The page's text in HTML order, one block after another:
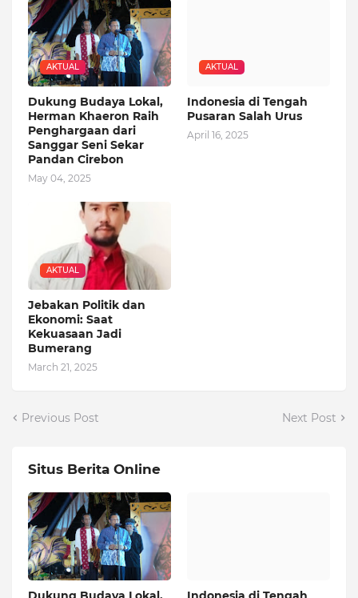
AKTUAL
Dukung Budaya Lokal,
Herman Khaeron Raih
Penghargaan dari
Sanggar Seni Sekar
Pandan Cirebon
May 04, 2025
AKTUAL
Indonesia di Tengah
Pusaran Salah Urus
April 16, 2025
AKTUAL
Jebakan Politik dan
Ekonomi: Saat
Kekuasaan Jadi
Bumerang
March 21, 2025
Previous Post Next Post
Situs Berita Online